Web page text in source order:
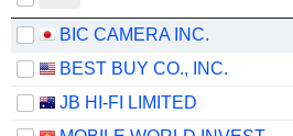
BIC CAMERA INC.
BEST BUY CO., INC.
JB HI-FI LIMITED